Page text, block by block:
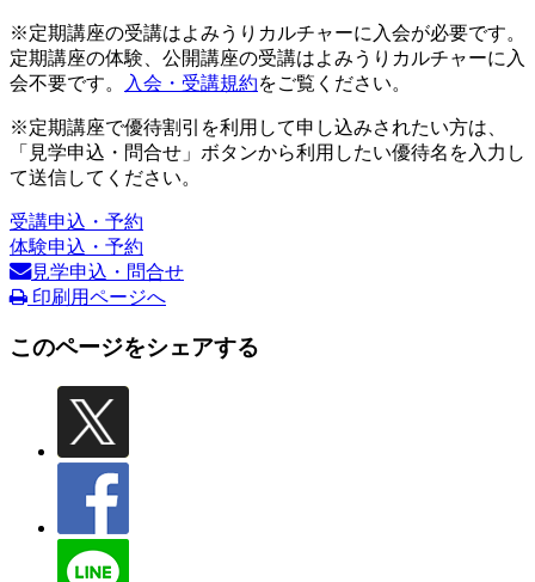
※定期講座の受講はよみうりカルチャーに入会が必要です。
定期講座の体験、公開講座の受講はよみうりカルチャーに入
会不要です。
入会・受講規約をご覧ください。
※定期講座で優待割引を利用して申し込みされたい方は、
「見学申込・問合せ」ボタンから利用したい優待名を入力し
て送信してください。
受講申込・予約
体験申込・予約
見学申込・問合せ
印刷用ページへ
このページをシェアする